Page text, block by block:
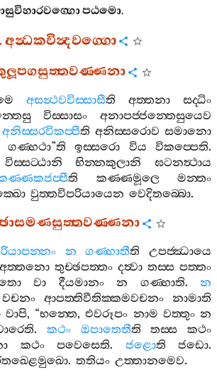
පඨමො.
අන්‍ධකවින්‍දවග‍්ගො
අසන්‍ථවවිස‍්සාසීති අත‍්තනා
සද‍්ධිං
විස‍්සාසං
අනාපජ‍්ජන‍්තෙසුයෙව
අනිස‍්සරවිකප‍්පීති අනිස‍්සරොව සමානො
ගණ‍්හථා”ති ඉස‍්සරො විය විකප‍්පෙති.
විස‍්සට‍්ඨානි භින‍්නකුලානි
ඝටනත්‍ථාය
ති කණ‍්ණමූලෙ
මන‍්තං
වුත‍්තවිපරියායෙන වෙදිතබ‍්බො.
න ගණ‍්හාතීති
උපජ‍්ඣායෙ
අත‍්තනො තුච‍්ඡපත‍්තං දත්‍වා තස‍්ස පත‍්තං
වා දීයමානං න ගණ‍්හාති.න
වචනං ආපත‍්තිවීතික‍්කමවචනං
නාමාති
වාපි, “භන‍්තෙ,එවරූපං නාම වත‍්තුං න
.කථං ඔපාතෙතීති තස‍්ස
කථං
කථං පවෙසෙති. ජළොති ජඩො.
. තතියං උත‍්තානමෙව.